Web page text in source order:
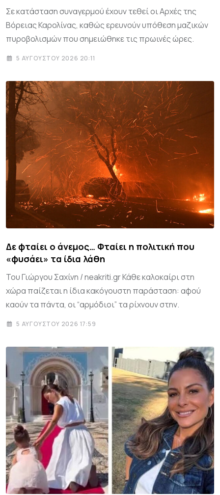
Σε κατάσταση συναγερμού έχουν τεθεί οι Αρχές της
Βόρειας Καρολίνας, καθώς ερευνούν υπόθεση μαζικών
πυροβολισμών που σημειώθηκε τις πρωινές ώρες.
5 ΑΥΓΟΎΣΤΟΥ 2026 20:11
Δε φταίει ο άνεμος… Φταίει η πολιτική που
«φυσάει» τα ίδια λάθη
Του Γιώργου Σαχίνη / neakriti.gr Κάθε καλοκαίρι στη
χώρα παίζεται η ίδια κακόγουστη παράσταση: αφού
καούν τα πάντα, οι “αρμόδιοι” τα ρίχνουν στην.
5 ΑΥΓΟΎΣΤΟΥ 2026 17:59